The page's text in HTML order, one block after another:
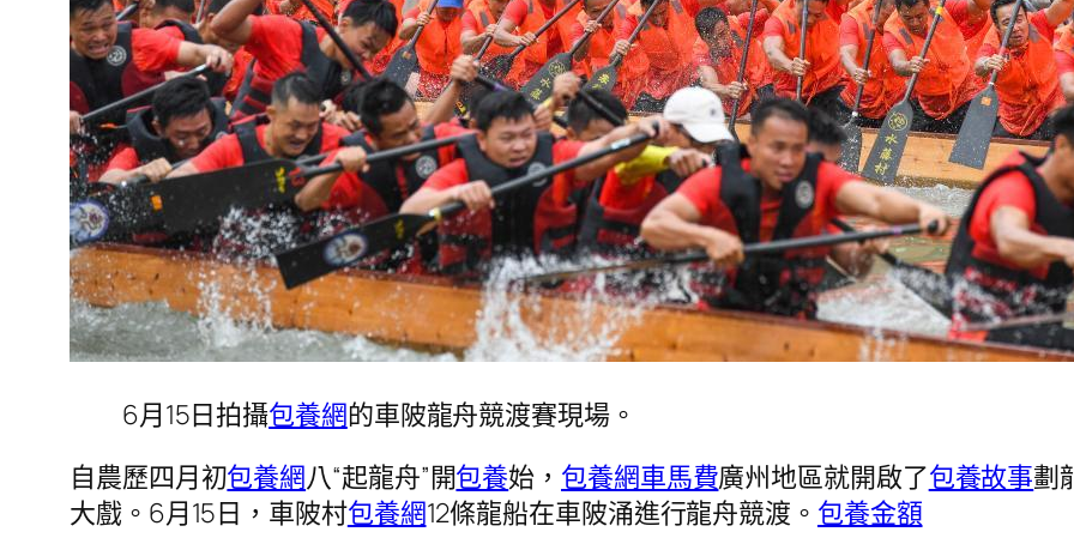
6月15日拍攝包養網的車陂龍舟競渡賽現場。
自農歷四月初包養網八“起龍舟”開包養始， 包養網車馬費廣州地區就開啟了包養故事劃
大戲。6月15日，車陂村包養網12條龍船在車陂涌進行龍舟競渡。 包養金額